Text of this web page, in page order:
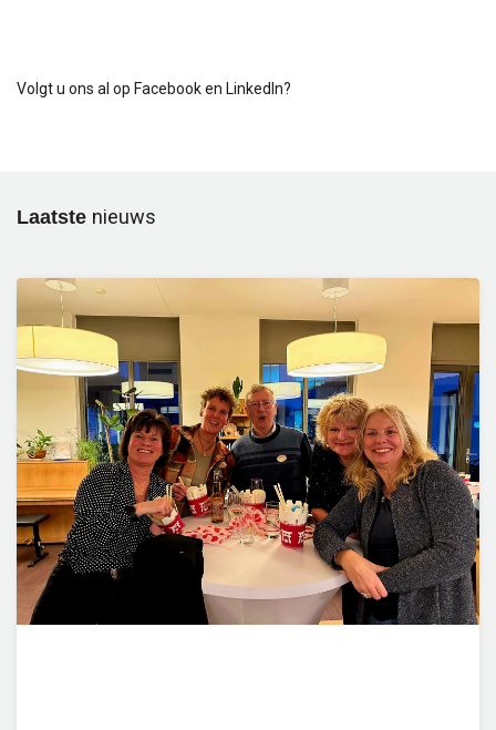
Volgt u ons al op Facebook en LinkedIn?
Laatste nieuws